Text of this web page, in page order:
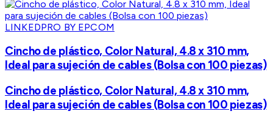
LINKEDPRO BY EPCOM
Cincho de plástico, Color Natural, 4.8 x 310 mm,
Ideal para sujeción de cables (Bolsa con 100 piezas)
Cincho de plástico, Color Natural, 4.8 x 310 mm,
Ideal para sujeción de cables (Bolsa con 100 piezas)